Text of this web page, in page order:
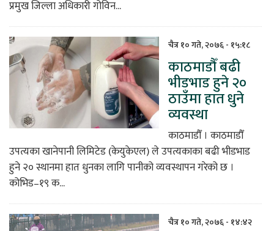
प्रमुख जिल्ला अधिकारी गोविन...
चैत्र १० गते, २०७६ - १५:१८
काठमाडौँ बढी
भीडभाड हुने २०
ठाउँमा हात धुने
व्यवस्था
काठमाडौँ । काठमाडौँ
उपत्यका खानेपानी लिमिटेड (केयुकेएल) ले उपत्यकाका बढी भीडभाड
हुने २० स्थानमा हात धुनका लागि पानीको व्यवस्थापन गरेको छ ।
कोभिड–१९ क...
चैत्र १० गते, २०७६ - १४:४२